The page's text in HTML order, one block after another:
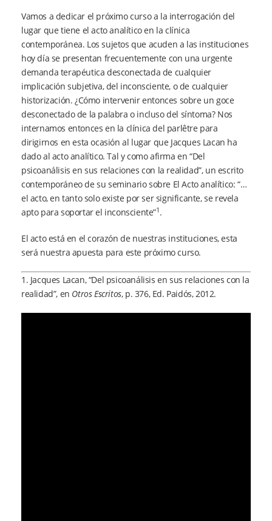
Vamos a dedicar el próximo curso a la interrogación del
lugar que tiene el acto analítico en la clínica
contemporánea. Los sujetos que acuden a las instituciones
hoy día se presentan frecuentemente con una urgente
demanda terapéutica desconectada de cualquier
implicación subjetiva, del inconsciente, o de cualquier
historización. ¿Cómo intervenir entonces sobre un goce
desconectado de la palabra o incluso del síntoma? Nos
internamos entonces en la clínica del parlêtre para
dirigirnos en esta ocasión al lugar que Jacques Lacan ha
dado al acto analítico. Tal y como afirma en “Del
psicoanálisis en sus relaciones con la realidad”, un escrito
contemporáneo de su seminario sobre El Acto analítico: “…
el acto, en tanto solo existe por ser significante, se revela
apto para soportar el inconsciente”1 .
El acto está en el corazón de nuestras instituciones, esta
será nuestra apuesta para este próximo curso.
1. Jacques Lacan, “Del psicoanálisis en sus relaciones con la
realidad”, en Otros Escritos, p. 376, Ed. Paidós, 2012.